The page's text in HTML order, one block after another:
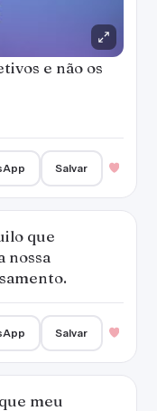
e não os
Salvar
que
nossa
Salvar
meu